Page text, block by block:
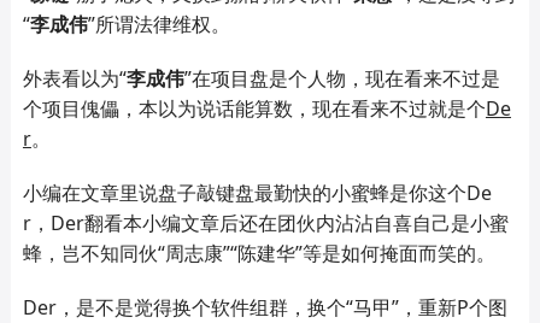
“李成伟”所谓法律维权。
外表看以为“李成伟”在项目盘是个人物，现在看来不过是
个项目傀儡，本以为说话能算数，现在看来不过就是个De
r。
小编在文章里说盘子敲键盘最勤快的小蜜蜂是你这个De
r，Der翻看本小编文章后还在团伙内沾沾自喜自己是小蜜
蜂，岂不知同伙“周志康”“陈建华”等是如何掩面而笑的。
Der，是不是觉得换个软件组群，换个“马甲”，重新P个图